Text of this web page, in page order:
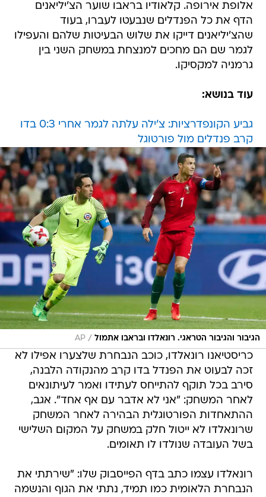
אלופת אירופה. קלאודיו בראבו שוער הצ'יליאנים
הדף את כל הפנדלים שנבעטו לעברו, בעוד
שהצ'יליאנים דייקו את שלוש הבעיטות שלהם והעפילו
לגמר שם הם מחכים למנצחת במשחק השני בין
גרמניה למקסיקו.
עוד בנושא:
גביע הקונפדרציות: צ'ילה עלתה לגמר אחרי 0:3 בדו
קרב פנדלים מול פורטוגל
הגיבור והגיבור הטראגי. רונאלדו ובראבו אתמול /
AP
כריסטיאנו רונאלדו, כוכב הנבחרת שלצערו אפילו לא
זכה לבעוט את הפנדל בדו קרב מהנקודה הלבנה,
סירב בכל תוקף להתייחס לעתידו ואמר לעיתונאים
לאחר המשחק: "אני לא אדבר עם אף אחד". אגב,
ההתאחדות הפורטוגלית הבהירה לאחר המשחק
שרונאלדו לא ייטול חלק במשחק על המקום השלישי
בשל העובדה שנולדו לו תאומים.
רונאלדו עצמו כתב בדף הפייסבוק שלו: "שירתתי את
הנבחרת הלאומית כמו תמיד, נתתי את הגוף והנשמה